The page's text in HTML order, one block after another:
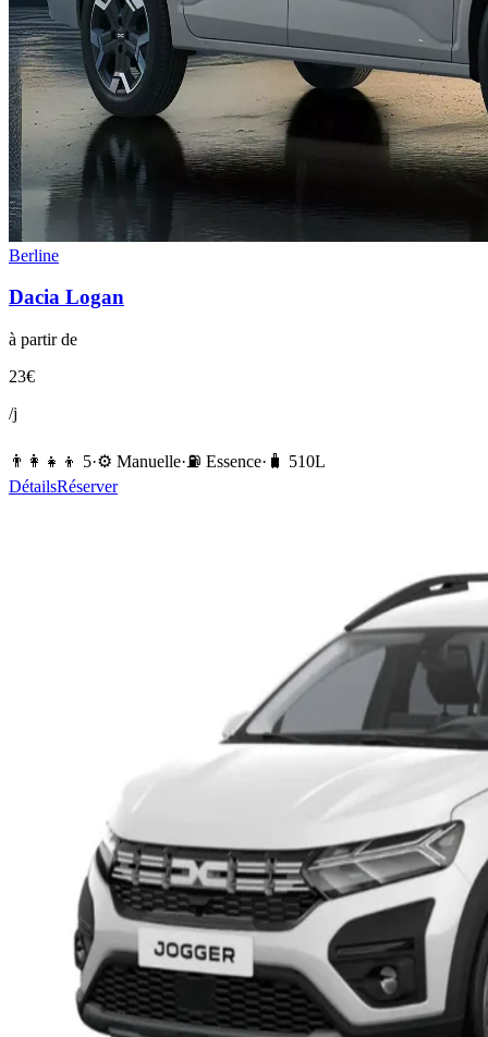
Berline
Dacia Logan
à partir de
23€
/j
👨‍👩‍👧‍👦 5·⚙️ Manuelle·⛽️ Essence· 🧳 510L
DétailsRéserver